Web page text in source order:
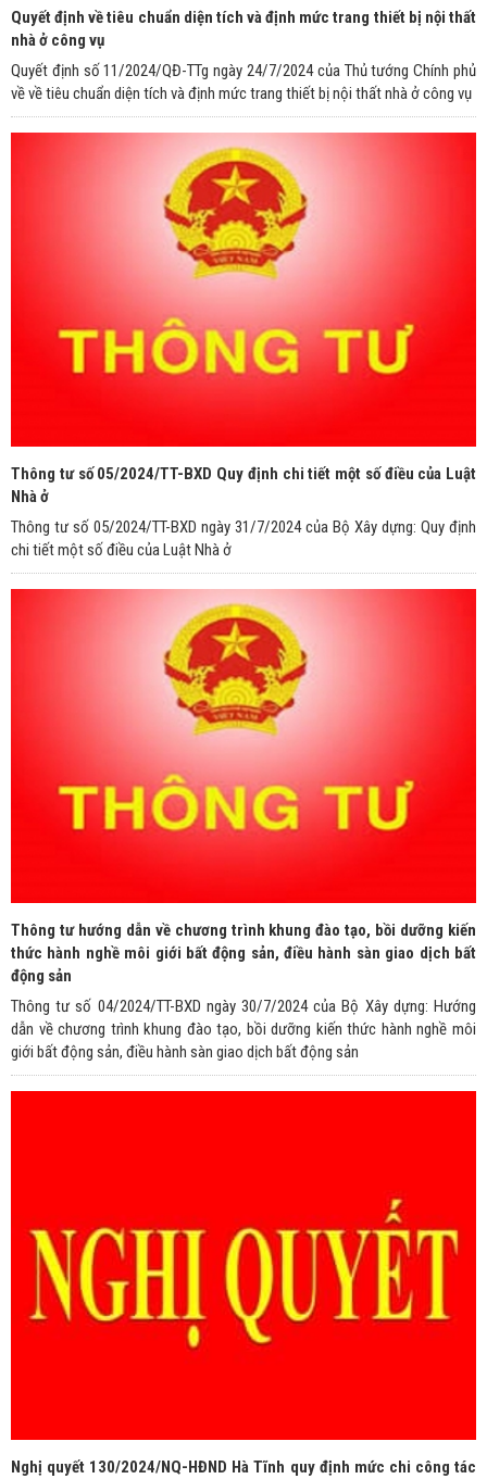
Quyết định về tiêu chuẩn diện tích và định mức trang thiết bị nội thất
nhà ở công vụ
Quyết định số 11/2024/QĐ-TTg ngày 24/7/2024 của Thủ tướng Chính phủ
về về tiêu chuẩn diện tích và định mức trang thiết bị nội thất nhà ở công vụ
Thông tư số 05/2024/TT-BXD Quy định chi tiết một số điều của Luật
Nhà ở
Thông tư số 05/2024/TT-BXD ngày 31/7/2024 của Bộ Xây dựng: Quy định
chi tiết một số điều của Luật Nhà ở
Thông tư hướng dẫn về chương trình khung đào tạo, bồi dưỡng kiến
thức hành nghề môi giới bất động sản, điều hành sàn giao dịch bất
động sản
Thông tư số 04/2024/TT-BXD ngày 30/7/2024 của Bộ Xây dựng: Hướng
dẫn về chương trình khung đào tạo, bồi dưỡng kiến thức hành nghề môi
giới bất động sản, điều hành sàn giao dịch bất động sản
Nghị quyết 130/2024/NQ-HĐND Hà Tĩnh quy định mức chi công tác